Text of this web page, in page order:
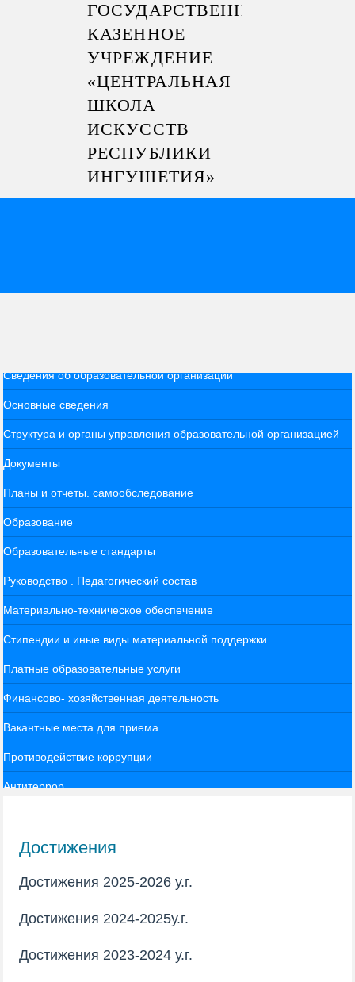
ГОСУДАРСТВЕННОЕ
КАЗЕННОЕ
УЧРЕЖДЕНИЕ
«ЦЕНТРАЛЬНАЯ
ШКОЛА
ИСКУССТВ
РЕСПУБЛИКИ
ИНГУШЕТИЯ»
Сведения об образовательной организации
Основные сведения
Структура и органы управления образовательной организацией
Документы
Планы и отчеты. самообследование
Образование
Образовательные стандарты
Руководство . Педагогический состав
Материально-техническое обеспечение
Стипендии и иные виды материальной поддержки
Платные образовательные услуги
Финансово- хозяйственная деятельность
Вакантные места для приема
Противодействие коррупции
Антитеррор
Достижения
Достижения 2025-2026 у.г.
Достижения 2024-2025у.г.
Достижения 2023-2024 у.г.